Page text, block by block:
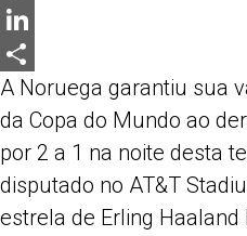
Messenger
LinkedIn
Share
A Noruega garantiu sua
da Copa do Mundo ao
por 2 a 1 na noite desta
disputado no AT&T
estrela de Erling